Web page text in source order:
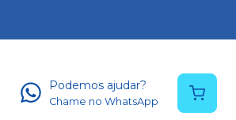
Podemos ajudar?
Chame no WhatsApp